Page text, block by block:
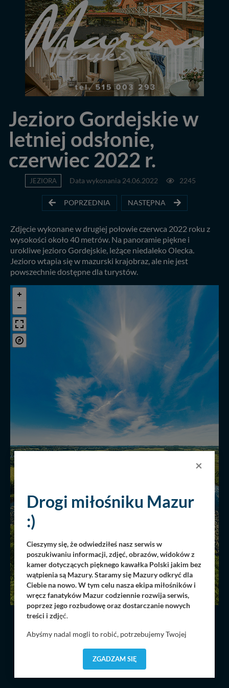
Jezioro Gordejskie w
letniej odsłonie,
czerwiec 2022 r.
JEZIORA Data wykonania 24.06.2022 2245
POPRZEDNIA NASTĘPNA
Zdjęcie wykonane w drugiej połowie czerwca 2022 roku z
wysokości około 40 metrów. Na panoramie piękne i
urokliwe jezioro Gordejskie, leżące niedaleko Olecka.
Jezioro wtapia się w mazurski krajobraz, ale nie jest
powszechnie dostępne dla turystów.
INNE PANORAMY Z TEJ KATEGORII
×
Drogi miłośniku Mazur
:)
Cieszymy się, że odwiedziłeś nasz serwis w
poszukiwaniu informacji, zdjęć, obrazów, widoków z
kamer dotyczących pięknego kawałka Polski jakim bez
wątpienia są Mazury. Staramy się Mazury odkryć dla
Ciebie na nowo. W tym celu nasza ekipa miłośników i
wręcz fanatyków Mazur codziennie rozwija serwis,
poprzez jego rozbudowę oraz dostarczanie nowych
treści i zdjęć.
Abyśmy nadal mogli to robić, potrzebujemy Twojej
dostosować do Twoich preferencji. Twoje dane (w tym
pliki cookies) będą zapisywane w celu usprawnienia
ZGADZAM SIĘ